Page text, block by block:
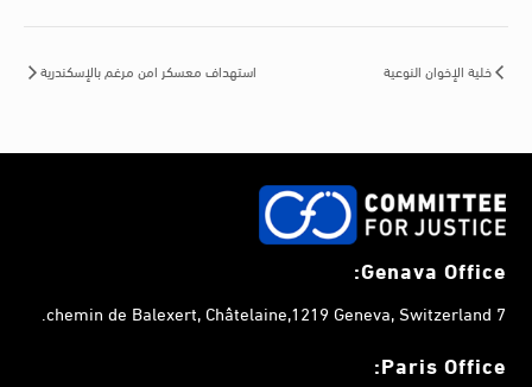
خلية الإخوان النوعية استهداف معسكر امن مرغم بالإسكندرية
Genava Office:
7 chemin de Balexert, Châtelaine,1219 Geneva, Switzerland.
Paris Office: